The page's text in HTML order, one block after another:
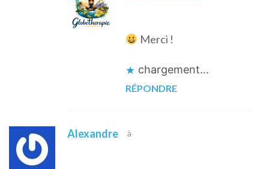
Merci !
chargement…
RÉPONDRE
Alexandre à